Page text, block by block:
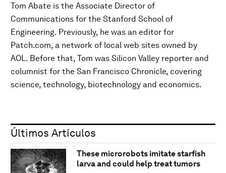
Tom Abate is the Associate Director of
Communications for the Stanford School of
Engineering. Previously, he was an editor for
Patch.com, a network of local web sites owned by
AOL. Before that, Tom was Silicon Valley reporter and
columnist for the San Francisco Chronicle, covering
science, technology, biotechnology and economics.
Últimos Artículos
These microrobots imitate starfish
larva and could help treat tumors